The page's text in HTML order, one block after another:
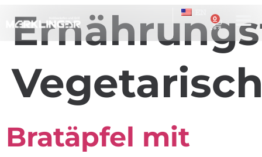
0
Bratäpfel mit